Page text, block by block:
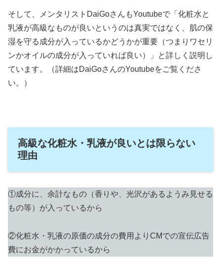
そして、メンタリストDaiGoさんもYoutubeで「化粧水と
乳液が高級なものが良いというのは真実ではなく、肌の保
湿を守る成分が入っているかどうかが重要（つまりワセリ
ンかオイルの成分が入っていれば良い）」と詳しく説明し
ています。（詳細はDaiGoさんのYoutubeをご覧くださ
い。）
高級な化粧水・乳液が良いとは限らない
理由
①成分に、余計なもの（香りや、光沢があるようみ見せる
もの等）が入っているから
②化粧水・乳液の原価の成分の費用よりCMでの宣伝広告
費にお金がかかっているから